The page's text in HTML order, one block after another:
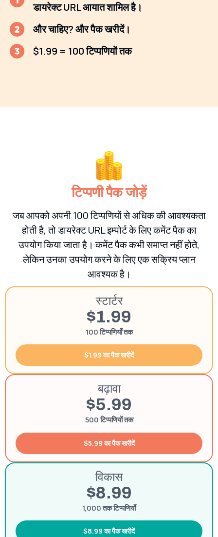
डायरेक्ट URL आयात शामिल है।
और चाहिए? और पैक खरीदें।
$1.99 = 100 टिप्पणियों तक
टिप्पणी पैक जोड़ें
जब आपको अपनी 100 टिप्पणियों से अधिक की आवश्यकता
होती है, तो डायरेक्ट URL इम्पोर्ट के लिए कमेंट पैक का
उपयोग किया जाता है। कमेंट पैक कभी समाप्त नहीं होते,
लेकिन उनका उपयोग करने के लिए एक सक्रिय प्लान
आवश्यक है।
स्टार्टर
$1.99
100 टिप्पणियाँ तक
$1.99 का पैक खरीदें
बढ़ावा
$5.99
500 टिप्पणियों तक
$5.99 का पैक खरीदें
विकास
$8.99
1,000 तक टिप्पणियाँ
$8.99 का पैक खरीदें